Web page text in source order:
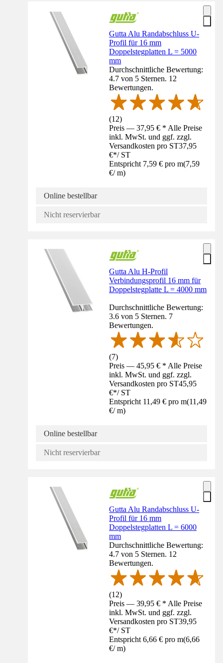
Gutta Alu Randabschluss U-
Profil für 16 mm
Doppelstegplatten L = 5000
mm
Durchschnittliche Bewertung:
4.7 von 5 Sternen. 12
Bewertungen.
(12)
Preis — 37,95 € * Alle Preise
inkl. MwSt. und ggf. zzgl.
Versandkosten pro ST37,95
€*/ ST
Entspricht 7,59 € pro m(7,59
€/ m)
Online bestellbar
Nicht reservierbar
Gutta Alu H-Profil
Verbindungsprofil 16 mm für
Doppelstegplatte L = 4000 mm
Durchschnittliche Bewertung:
3.6 von 5 Sternen. 7
Bewertungen.
(7)
Preis — 45,95 € * Alle Preise
inkl. MwSt. und ggf. zzgl.
Versandkosten pro ST45,95
€*/ ST
Entspricht 11,49 € pro m(11,49
€/ m)
Online bestellbar
Nicht reservierbar
Gutta Alu Randabschluss U-
Profil für 16 mm
Doppelstegplatten L = 6000
mm
Durchschnittliche Bewertung:
4.7 von 5 Sternen. 12
Bewertungen.
(12)
Preis — 39,95 € * Alle Preise
inkl. MwSt. und ggf. zzgl.
Versandkosten pro ST39,95
€*/ ST
Entspricht 6,66 € pro m(6,66
€/ m)